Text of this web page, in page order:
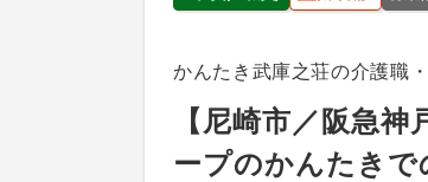
かんたき武庫之荘の介護職
【尼崎市／阪急
ープのかんたきで